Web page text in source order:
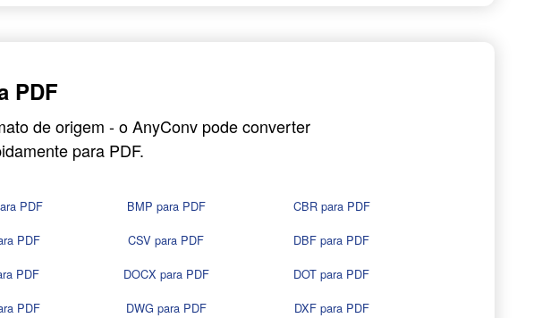
PDF
de origem - o AnyConv pode converter
para PDF.
PDF BMP para PDF
CBR para PDF
PDF CSV para PDF
DBF para PDF
PDF DOCX para PDF
DOT para PDF
PDF DWG para PDF
DXF para PDF